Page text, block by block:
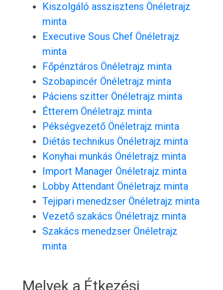
Kiszolgáló asszisztens Önéletrajz
minta
Executive Sous Chef Önéletrajz
minta
Főpénztáros Önéletrajz minta
Szobapincér Önéletrajz minta
Páciens szitter Önéletrajz minta
Étterem Önéletrajz minta
Pékségvezető Önéletrajz minta
Diétás technikus Önéletrajz minta
Konyhai munkás Önéletrajz minta
Import Manager Önéletrajz minta
Lobby Attendant Önéletrajz minta
Tejipari menedzser Önéletrajz minta
Vezető szakács Önéletrajz minta
Szakács menedzser Önéletrajz
minta
Melyek a Étkezési